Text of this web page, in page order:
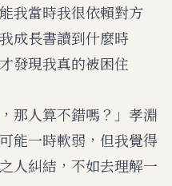
我當時我很依賴對方
成長書讀到什麼時
發現我真的被困住
那人算不錯嗎？」孝淵
能一時軟弱，但我覺得
人糾結，不如去理解一